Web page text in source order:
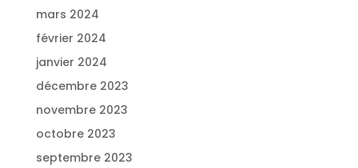
mars 2024
février 2024
janvier 2024
décembre 2023
novembre 2023
octobre 2023
septembre 2023